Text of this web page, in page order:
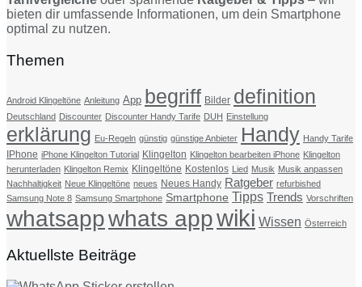
bieten dir umfassende Informationen, um dein Smartphone
optimal zu nutzen.
Themen
Android Klingeltöne Anleitung App begriff Bilder definition
Deutschland Discounter Discounter Handy Tarife DUH Einstellung
erklärung Eu-Regeln günstig günstige Anbieter Handy Handy Tarife
IPhone iPhone Klingelton Tutorial Klingelton Klingelton bearbeiten iPhone Klingelton
herunterladen Klingelton Remix Klingeltöne Kostenlos Lied Musik Musik anpassen
Nachhaltigkeit Neue Klingeltöne neues Neues Handy Ratgeber refurbished
Samsung Note 8 Samsung Smartphone Smartphone Tipps Trends Vorschriften
whatsappwhats appwiki Wissen Österreich
Aktuellste Beiträge